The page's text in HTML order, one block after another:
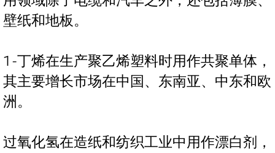
壁纸和地板。
1-丁烯在生产聚乙烯塑料时用作共聚单体，
其主要增长市场在中国、东南亚、中东和欧
洲。
过氧化氢在造纸和纺织工业中用作漂白剂，